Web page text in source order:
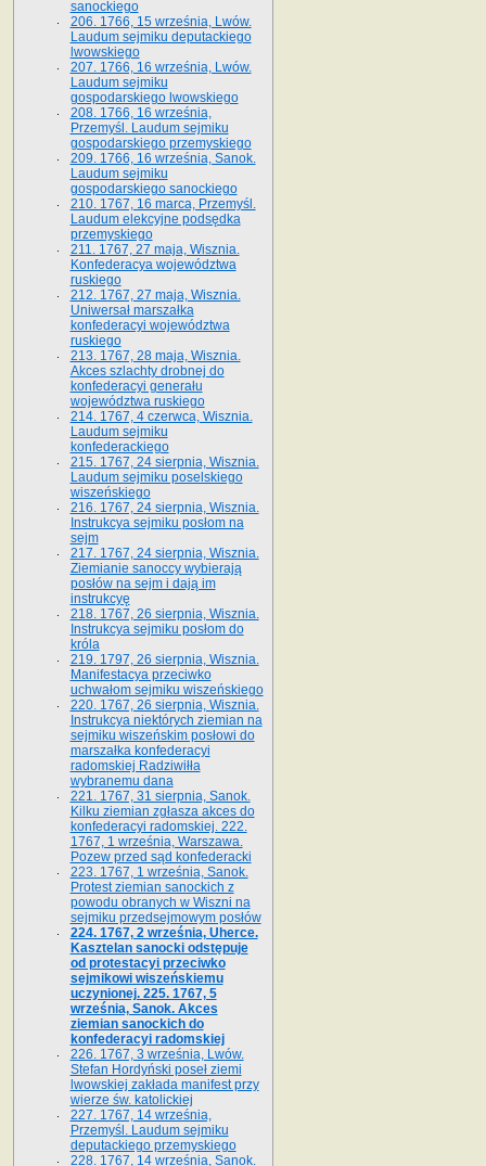
sanockiego
206. 1766, 15 września, Lwów.
Laudum sejmiku deputackiego
lwowskiego
207. 1766, 16 września, Lwów.
Laudum sejmiku
gospodarskiego lwowskiego
208. 1766, 16 września,
Przemyśl. Laudum sejmiku
gospodarskiego przemyskiego
209. 1766, 16 września, Sanok.
Laudum sejmiku
gospodarskiego sanockiego
210. 1767, 16 marca, Przemyśl.
Laudum elekcyjne podsędka
przemyskiego
211. 1767, 27 maja, Wisznia.
Konfederacya województwa
ruskiego
212. 1767, 27 maja, Wisznia.
Uniwersał marszałka
konfederacyi województwa
ruskiego
213. 1767, 28 maja, Wisznia.
Akces szlachty drobnej do
konfederacyi generału
województwa ruskiego
214. 1767, 4 czerwca, Wisznia.
Laudum sejmiku
konfederackiego
215. 1767, 24 sierpnia, Wisznia.
Laudum sejmiku poselskiego
wiszeńskiego
216. 1767, 24 sierpnia, Wisznia.
Instrukcya sejmiku posłom na
sejm
217. 1767, 24 sierpnia, Wisznia.
Ziemianie sanoccy wybierają
posłów na sejm i dają im
instrukcyę
218. 1767, 26 sierpnia, Wisznia.
Instrukcya sejmiku posłom do
króla
219. 1797, 26 sierpnia, Wisznia.
Manifestacya przeciwko
uchwałom sejmiku wiszeńskiego
220. 1767, 26 sierpnia, Wisznia.
Instrukcya niektórych ziemian na
sejmiku wiszeńskim posłowi do
marszałka konfe­deracyi
radomskiej Radziwiłła
wybranemu dana
221. 1767, 31 sierpnia, Sanok.
Kilku ziemian zgłasza akces do
konfederacyi radomskiej. 222.
1767, 1 września, Warszawa.
Pozew przed sąd konfederacki
223. 1767, 1 września, Sanok.
Protest ziemian sanockich z
powodu obranych w Wiszni na
sejmiku przedsejmo­wym posłów
224. 1767, 2 września, Uherce.
Kasztelan sanocki odstępuje
od protestacyi przeciwko
sejmikowi wiszeńskiemu
uczynionej. 225. 1767, 5
września, Sanok. Akces
ziemian sanockich do
konfederacyi radomskiej
226. 1767, 3 września, Lwów.
Stefan Hordyński poseł ziemi
lwowskiej zakłada manifest przy
wierze św. ka­tolickiej
227. 1767, 14 września,
Przemyśl. Laudum sejmiku
deputackiego przemyskiego
228. 1767, 14 września, Sanok.